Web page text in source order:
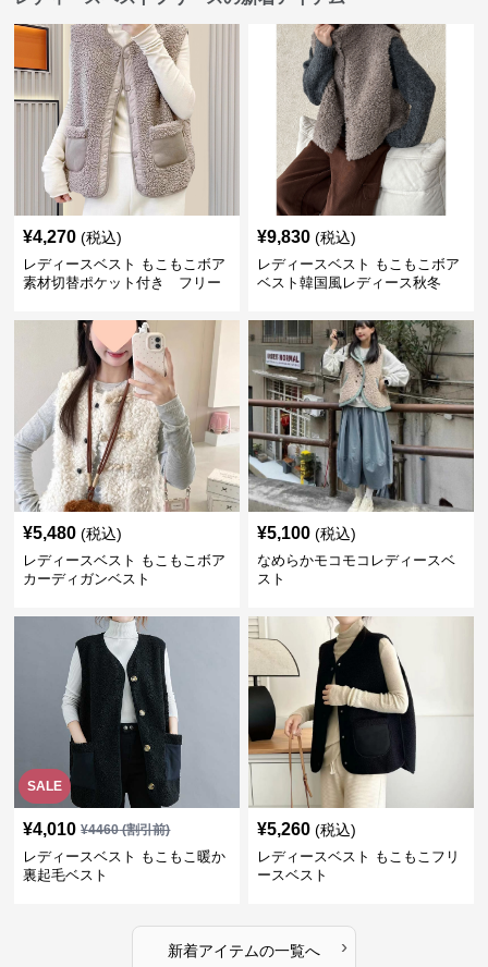
¥4,270 (税込)
レディースベスト もこもこボア
素材切替ポケット付き フリー
¥9,830 (税込)
レディースベスト もこもこボア
ベスト韓国風レディース秋冬
¥5,480 (税込)
レディースベスト もこもこボア
カーディガンベスト
¥5,100 (税込)
なめらかモコモコレディースベ
スト
SALE
¥4,010 ¥4460(割引前)
レディースベスト もこもこ暖か
裏起毛ベスト
¥5,260 (税込)
レディースベスト もこもこフリ
ースベスト
新着アイテムの一覧へ ›